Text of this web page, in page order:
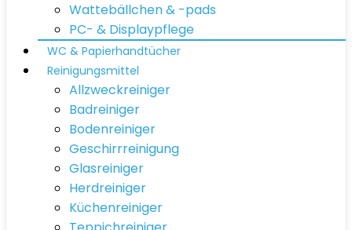
Wattebällchen & -pads
PC- & Displaypflege
WC & Papierhandtücher
Reinigungsmittel
Allzweckreiniger
Badreiniger
Bodenreiniger
Geschirrreinigung
Glasreiniger
Herdreiniger
Küchenreiniger